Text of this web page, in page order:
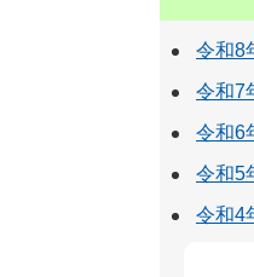
令和8
令和7
令和6
令和5
令和4